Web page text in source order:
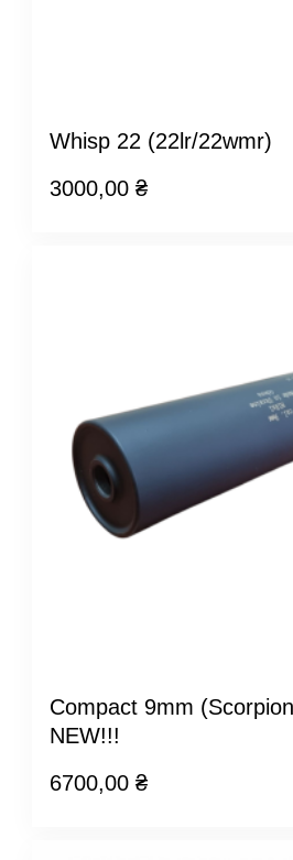
Whisp 22 (22lr/22wmr)
3000,00 ₴
Compact 9mm
NEW!!!
6700,00 ₴